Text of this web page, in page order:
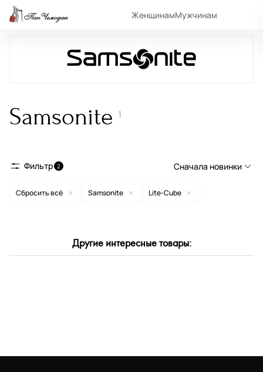
ЖенщинамМужчинам
Samsonite 1
Фильтр 2 Сначала новинки
Сначала новинки
По возрастанию цены
По убыванию цены
Сбросить всё Samsonite Lite-Cube
Другие интересные товары: